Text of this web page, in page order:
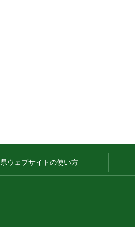
県ウェブサイトの使い方